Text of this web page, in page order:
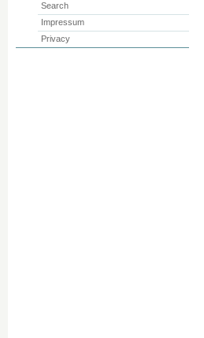
Search
Impressum
Privacy